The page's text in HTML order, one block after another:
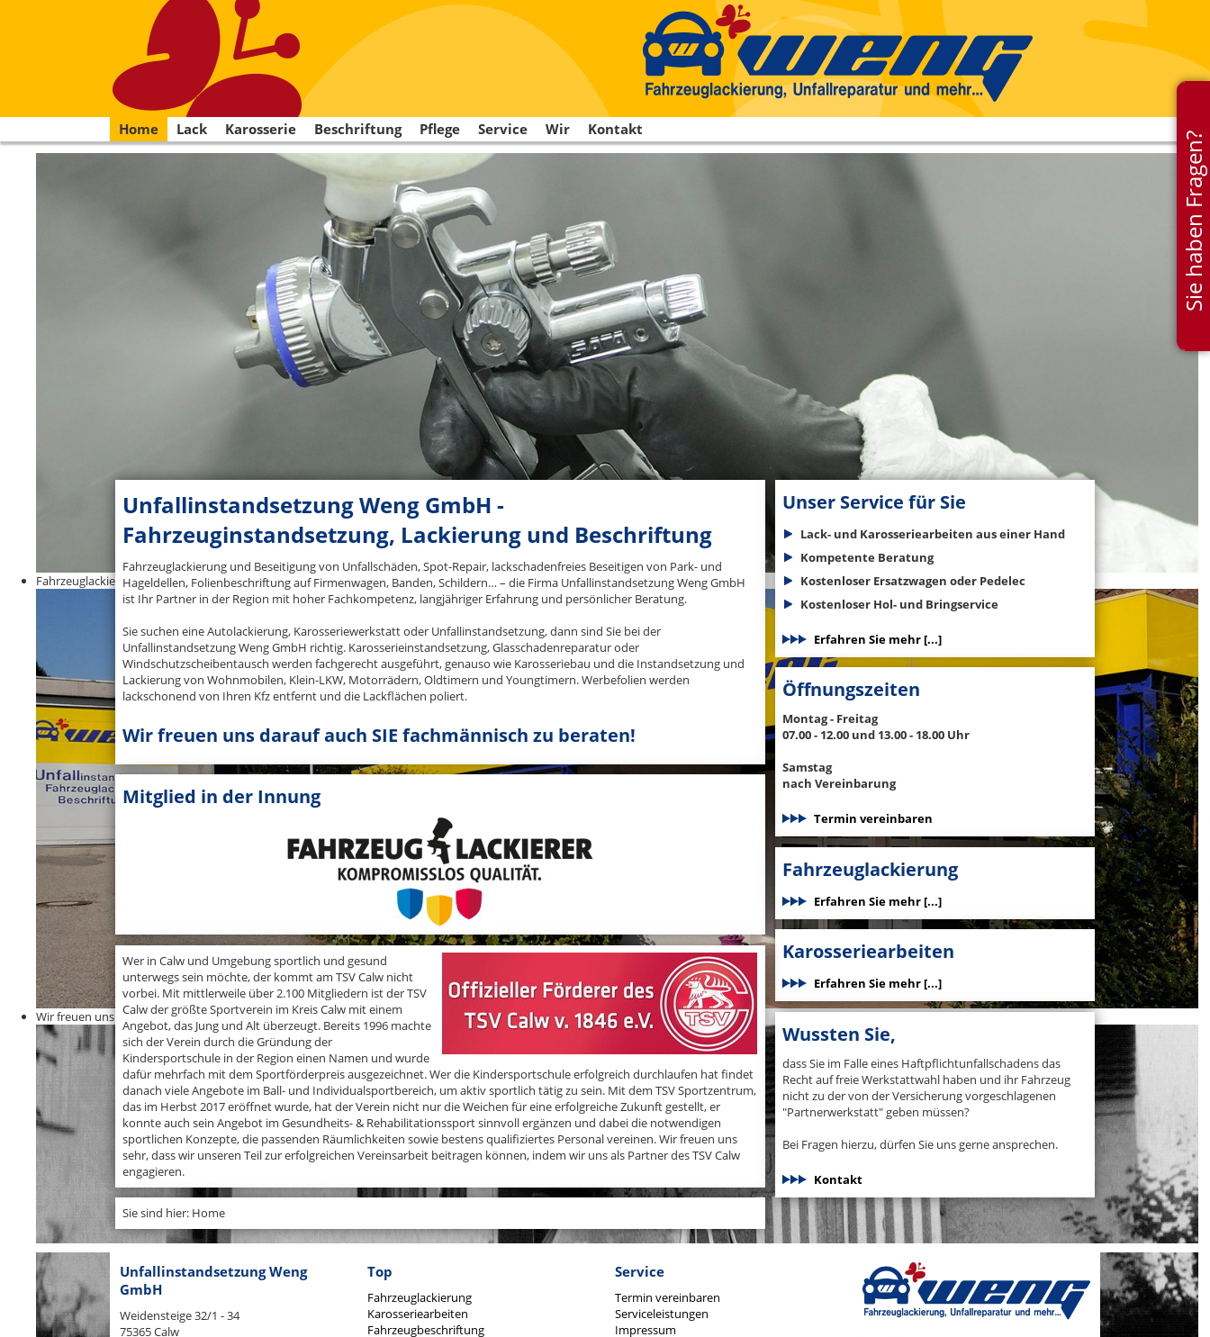
Sie haben Fragen?
Home Lack Karosserie Beschriftung Pflege Service Wir Kontakt
Fahrzeuglackierungen aller Art
Wir freuen uns auf Ihren Besuch
Unfallinstandsetzung Weng GmbH -
Fahrzeuginstandsetzung, Lackierung und Beschriftung
Fahrzeuglackierung und Beseitigung von Unfallschäden, Spot-Repair, lackschadenfreies Beseitigen von Park- und
Hageldellen, Folienbeschriftung auf Firmenwagen, Banden, Schildern… – die Firma Unfallinstandsetzung Weng GmbH
ist Ihr Partner in der Region mit hoher Fachkompetenz, langjähriger Erfahrung und persönlicher Beratung.
Sie suchen eine Autolackierung, Karosseriewerkstatt oder Unfallinstandsetzung, dann sind Sie bei der
Unfallinstandsetzung Weng GmbH richtig. Karosserieinstandsetzung, Glasschadenreparatur oder
Windschutzscheibentausch werden fachgerecht ausgeführt, genauso wie Karosseriebau und die Instandsetzung und
Lackierung von Wohnmobilen, Klein-LKW, Motorrädern, Oldtimern und Youngtimern. Werbefolien werden
lackschonend von Ihren Kfz entfernt und die Lackflächen poliert.
Wir freuen uns darauf auch SIE fachmännisch zu beraten!
Unser Service für Sie
Lack- und Karosseriearbeiten aus einer Hand
Kompetente Beratung
Kostenloser Ersatzwagen oder Pedelec
Kostenloser Hol- und Bringservice
Erfahren Sie mehr [...]
Öffnungszeiten
Montag - Freitag
07.00 - 12.00 und 13.00 - 18.00 Uhr
Samstag
nach Vereinbarung
Termin vereinbaren
Mitglied in der Innung
Fahrzeuglackierung
Erfahren Sie mehr [...]
Karosseriearbeiten
Erfahren Sie mehr [...]
Wer in Calw und Umgebung sportlich und gesund
unterwegs sein möchte, der kommt am TSV Calw nicht
vorbei. Mit mittlerweile über 2.100 Mitgliedern ist der TSV
Calw der größte Sportverein im Kreis Calw mit einem
Angebot, das Jung und Alt überzeugt. Bereits 1996 machte
sich der Verein durch die Gründung der
Kindersportschule in der Region einen Namen und wurde
dafür mehrfach mit dem Sportförderpreis ausgezeichnet. Wer die Kindersportschule erfolgreich durchlaufen hat findet
danach viele Angebote im Ball- und Individualsportbereich, um aktiv sportlich tätig zu sein. Mit dem TSV Sportzentrum,
das im Herbst 2017 eröffnet wurde, hat der Verein nicht nur die Weichen für eine erfolgreiche Zukunft gestellt, er
konnte auch sein Angebot im Gesundheits- & Rehabilitationssport sinnvoll ergänzen und dabei die notwendigen
sportlichen Konzepte, die passenden Räumlichkeiten sowie bestens qualifiziertes Personal vereinen. Wir freuen uns
sehr, dass wir unseren Teil zur erfolgreichen Vereinsarbeit beitragen können, indem wir uns als Partner des TSV Calw
engagieren.
Wussten Sie,
dass Sie im Falle eines Haftpflichtunfallschadens das
Recht auf freie Werkstattwahl haben und ihr Fahrzeug
nicht zu der von der Versicherung vorgeschlagenen
"Partnerwerkstatt" geben müssen?
Bei Fragen hierzu, dürfen Sie uns gerne ansprechen.
Kontakt
Sie sind hier: Home
Unfallinstandsetzung Weng
GmbH
Weidensteige 32/1 - 34
75365 Calw
Top
Fahrzeuglackierung
Karosseriearbeiten
Fahrzeugbeschriftung
Service
Termin vereinbaren
Serviceleistungen
Impressum